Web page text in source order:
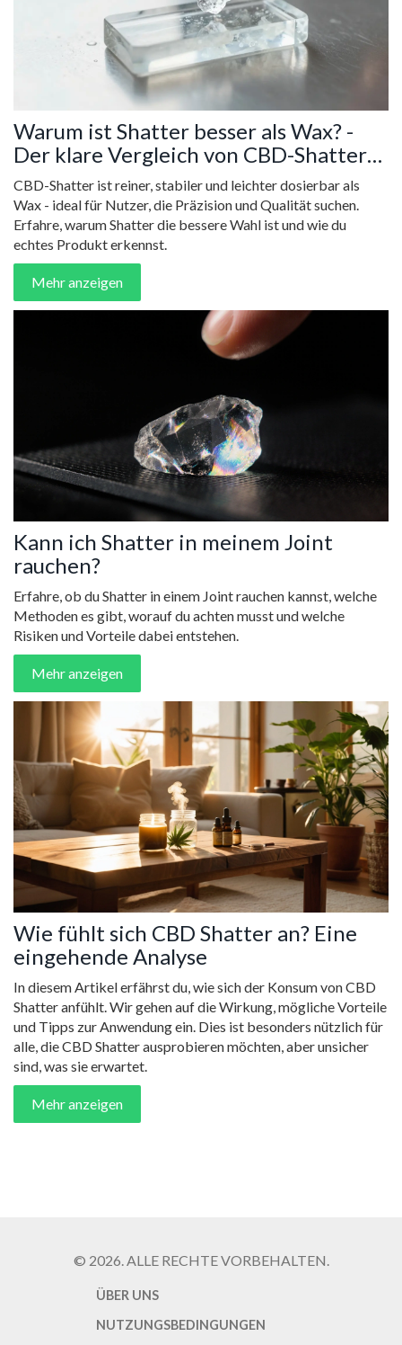
Warum ist Shatter besser als Wax? -
Der klare Vergleich von CBD-Shatter
und CBD-Wax
CBD-Shatter ist reiner, stabiler und leichter dosierbar als
Wax - ideal für Nutzer, die Präzision und Qualität suchen.
Erfahre, warum Shatter die bessere Wahl ist und wie du
echtes Produkt erkennst.
Mehr anzeigen
Kann ich Shatter in meinem Joint
rauchen?
Erfahre, ob du Shatter in einem Joint rauchen kannst, welche
Methoden es gibt, worauf du achten musst und welche
Risiken und Vorteile dabei entstehen.
Mehr anzeigen
Wie fühlt sich CBD Shatter an? Eine
eingehende Analyse
In diesem Artikel erfährst du, wie sich der Konsum von CBD
Shatter anfühlt. Wir gehen auf die Wirkung, mögliche Vorteile
und Tipps zur Anwendung ein. Dies ist besonders nützlich für
alle, die CBD Shatter ausprobieren möchten, aber unsicher
sind, was sie erwartet.
Mehr anzeigen
© 2026. ALLE RECHTE VORBEHALTEN.
ÜBER UNS
NUTZUNGSBEDINGUNGEN